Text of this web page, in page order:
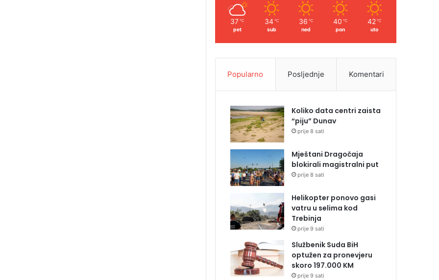
37 ℃
pet
34 ℃
sub
36 ℃
ned
40 ℃
pon
42 ℃
uto
Popularno Posljednje Komentari
Koliko data centri zaista
“piju” Dunav
prije 8 sati
Mještani Dragočaja
blokirali magistralni put
prije 8 sati
Helikopter ponovo gasi
vatru u selima kod
Trebinja
prije 9 sati
Službenik Suda BiH
optužen za pronevjeru
skoro 197.000 KM
prije 9 sati